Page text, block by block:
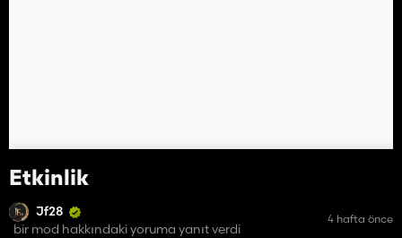
Etkinlik
Jf28
bir mod hakkındaki yoruma yanıt verdi
4 hafta önce